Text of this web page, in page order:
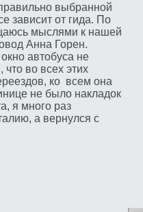
выбранной
зависит от гида. По
мыслями к нашей
Анна Горен.
автобуса не
во всех этих
ко всем она
не было накладок
я много раз
а вернулся с